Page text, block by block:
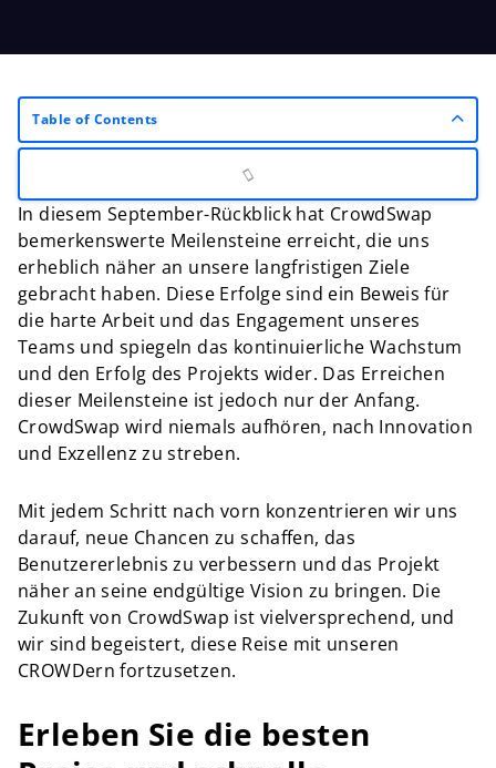
Table of Contents
In diesem September-Rückblick hat CrowdSwap
bemerkenswerte Meilensteine erreicht, die uns
erheblich näher an unsere langfristigen Ziele
gebracht haben. Diese Erfolge sind ein Beweis für
die harte Arbeit und das Engagement unseres
Teams und spiegeln das kontinuierliche Wachstum
und den Erfolg des Projekts wider. Das Erreichen
dieser Meilensteine ist jedoch nur der Anfang.
CrowdSwap wird niemals aufhören, nach Innovation
und Exzellenz zu streben.
Mit jedem Schritt nach vorn konzentrieren wir uns
darauf, neue Chancen zu schaffen, das
Benutzererlebnis zu verbessern und das Projekt
näher an seine endgültige Vision zu bringen. Die
Zukunft von CrowdSwap ist vielversprechend, und
wir sind begeistert, diese Reise mit unseren
CROWDern fortzusetzen.
Erleben Sie die besten